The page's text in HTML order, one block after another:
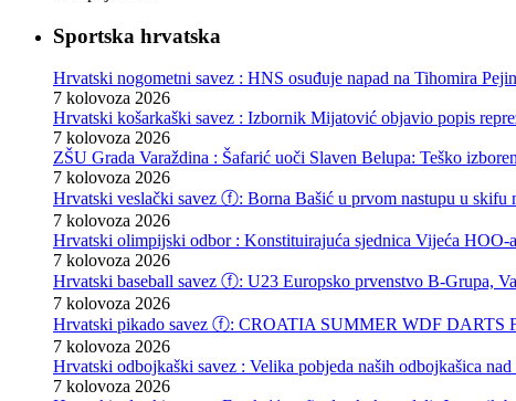
Sportska hrvatska
Hrvatski nogometni savez : HNS osuđuje napad na Tihomira
7 kolovoza 2026
Hrvatski košarkaški savez : Izbornik Mijatović objavio popis
7 kolovoza 2026
ZŠU Grada Varaždina : Šafarić uoči Slaven Belupa: Teško
7 kolovoza 2026
Hrvatski veslački savez ⓕ: Borna Bašić u prvom nastupu u skifu
7 kolovoza 2026
Hrvatski olimpijski odbor : Konstituirajuća sjednica Vijeća
7 kolovoza 2026
Hrvatski baseball savez ⓕ: U23 Europsko prvenstvo B-Grupa,
7 kolovoza 2026
Hrvatski pikado savez ⓕ: CROATIA SUMMER WDF DARTS
7 kolovoza 2026
Hrvatski odbojkaški savez : Velika pobjeda naših odbojkašica
7 kolovoza 2026